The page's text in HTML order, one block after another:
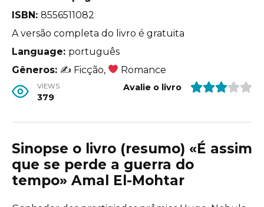
ISBN: 8556511082
A versão completa do livro é gratuita
Language: português
Gêneros: ✍ Ficção, Romance
VIEWS
379
Avalie o livro
Sinopse o livro (resumo) «É assim
que se perde a guerra do
tempo» Amal El-Mohtar